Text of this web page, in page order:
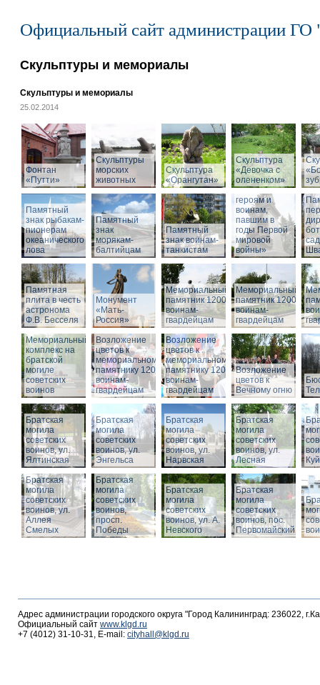
Официальный сайт администрации ГО
Скульптуры и мемориалы
Скульптуры и мемориалы
25.02.2014
Фонтан
«Путти»
Скульптуры
морских
животных
Скульптура
«Орангутан»
Скульптура
«Девочка с
олененком»
Памятный
знак рыбакам-
пионерам
океанического
лова
Памятный
знак
морякам-
балтийцам
Памятный
знак воинам-
танкистам
Памятник
«Российским
героям и
воинам,
павшим в
годы Первой
мировой
войны»
Памятная
плита в честь
астронома
Ф.В. Бесселя
Монумент
«Мать-
Россия»
Мемориальный
памятник 1200
воинам-
гвардейцам
Мемориальный
памятник 1200
воинам-
гвардейцам
Мемориальный
комплекс на
братской
могиле
советских
воинов
Возложение
цветов к
мемориальному
памятнику 1200
воинам-
гвардейцам
Возложение
цветов к
мемориальному
памятнику 1200
воинам-
гвардейцам
Возложение
цветов к
Вечному огню
Братская
могила
советских
воинов, ул.
Ялтинская
Братская
могила
советских
воинов, ул.
Энгельса
Братская
могила
советских
воинов, ул.
Нарвская
Братская
могила
советских
воинов, ул.
Лесная
Братская
могила
советских
воинов, ул.
Аллея
Смелых
Братская
могила
советских
воинов,
просп.
Победы
Братская
могила
советских
воинов, ул. А.
Невского
Братская
могила
советских
воинов, пос.
Первомайский
Адрес администрации городского округа "Город Калининград: 236022,
Официальный сайт www.klgd.ru
+7 (4012) 31-10-31, E-mail: cityhall@klgd.ru